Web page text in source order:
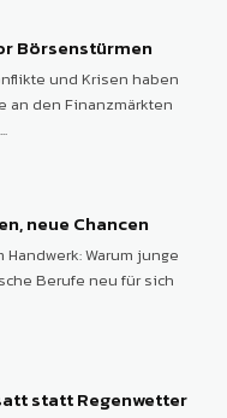
Börsenstürmen
und Krisen haben
an den Finanzmärkten
neue Chancen
Warum junge
Berufe neu für sich
statt Regenwetter